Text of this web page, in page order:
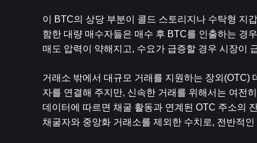
이 BTC의 상당 부분이 콜드 스토리지나 수탁형 지
함한 대량 매수자들은 매수 후 BTC를 인출하는 경
매도 압력이 약해지고, 수요가 급증할 경우 시장이
거래소 밖에서 대규모 거래를 지원하는 장외(OTC)
자를 연결해 주지만, 신속한 거래를 위해서는 여전
데이터에 따르면 채굴 활동과 연계된 OTC 주소의
채굴자와 중앙화 거래소를 제외한 수치로, 전반적